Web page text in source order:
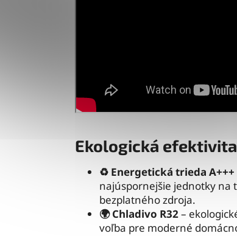
Ekologická
♻️ Energetická trieda A+++
najúspornejšie jednotky na
bezplatného zdroja.
🌍 Chladivo R32–
voľba pre moderné